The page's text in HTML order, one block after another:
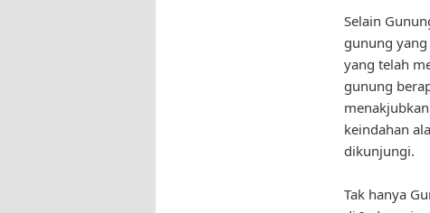
Selain
gunung
yang telah
gunung
keindahan
dikunjungi.
Tak hanya